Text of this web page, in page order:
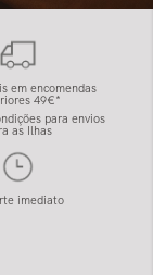
em encomendas
49€*
para envios
as Ilhas
imediato